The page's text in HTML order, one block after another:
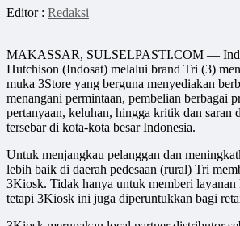
Editor : Redaksi
MAKASSAR, SULSELPASTI.COM —
Hutchison (Indosat) melalui brand Tri (3)
muka 3Store yang berguna menyediakan
menangani permintaan, pembelian berbagai
pertanyaan, keluhan, hingga kritik dan saran
tersebar di kota-kota besar Indonesia.
Untuk menjangkau pelanggan dan
lebih baik di daerah pedesaan (rural) Tri
3Kiosk. Tidak hanya untuk memberi layanan
tetapi 3Kiosk ini juga diperuntukkan bagi